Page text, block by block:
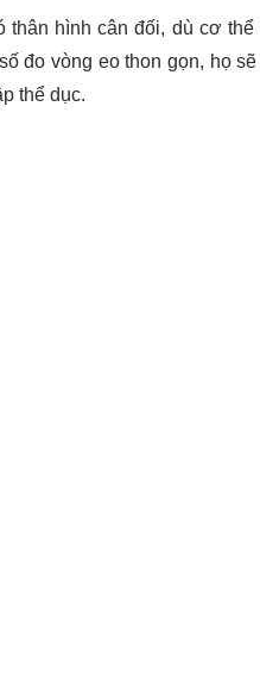
hình cân đối, dù cơ
đo vòng eo thon gọn, họ
thể dục.